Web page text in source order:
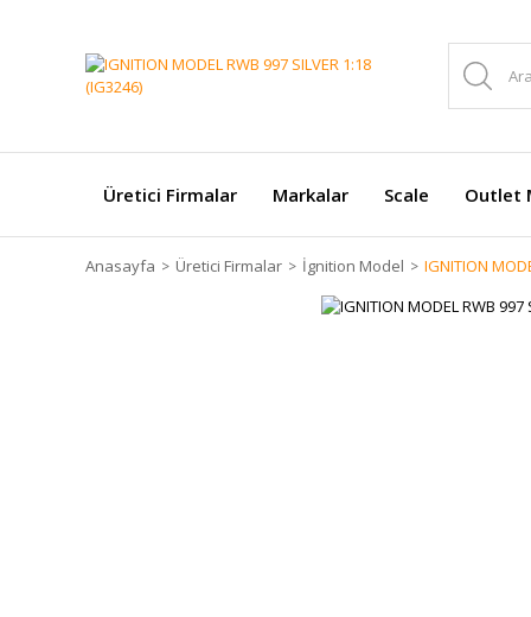
Üretici Firmalar Markalar Scale Outlet
Anasayfa Üretici Firmalar İgnition Model IGNITION